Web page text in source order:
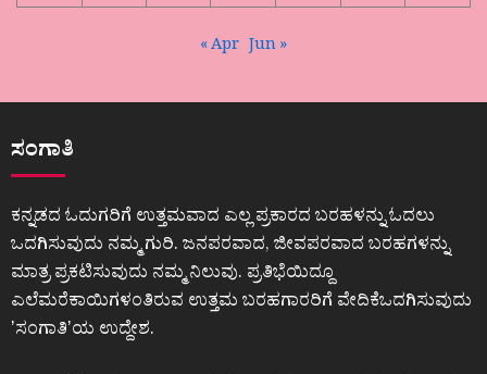
« Apr Jun »
ಸಂಗಾತಿ
ಕನ್ನಡದ ಓದುಗರಿಗೆ ಉತ್ತಮವಾದ ಎಲ್ಲ ಪ್ರಕಾರದ ಬರಹಳನ್ನು ಓದಲು
ಒದಗಿಸುವುದು ನಮ್ಮ ಗುರಿ. ಜನಪರವಾದ, ಜೀವಪರವಾದ ಬರಹಗಳನ್ನು
ಮಾತ್ರ ಪ್ರಕಟಿಸುವುದು ನಮ್ಮ ನಿಲುವು. ಪ್ರತಿಭೆಯಿದ್ದೂ
ಎಲೆಮರೆಕಾಯಿಗಳಂತಿರುವ ಉತ್ತಮ ಬರಹಗಾರರಿಗೆ ವೇದಿಕೆಒದಗಿಸುವುದು
ʼಸಂಗಾತಿʼಯ ಉದ್ದೇಶ.